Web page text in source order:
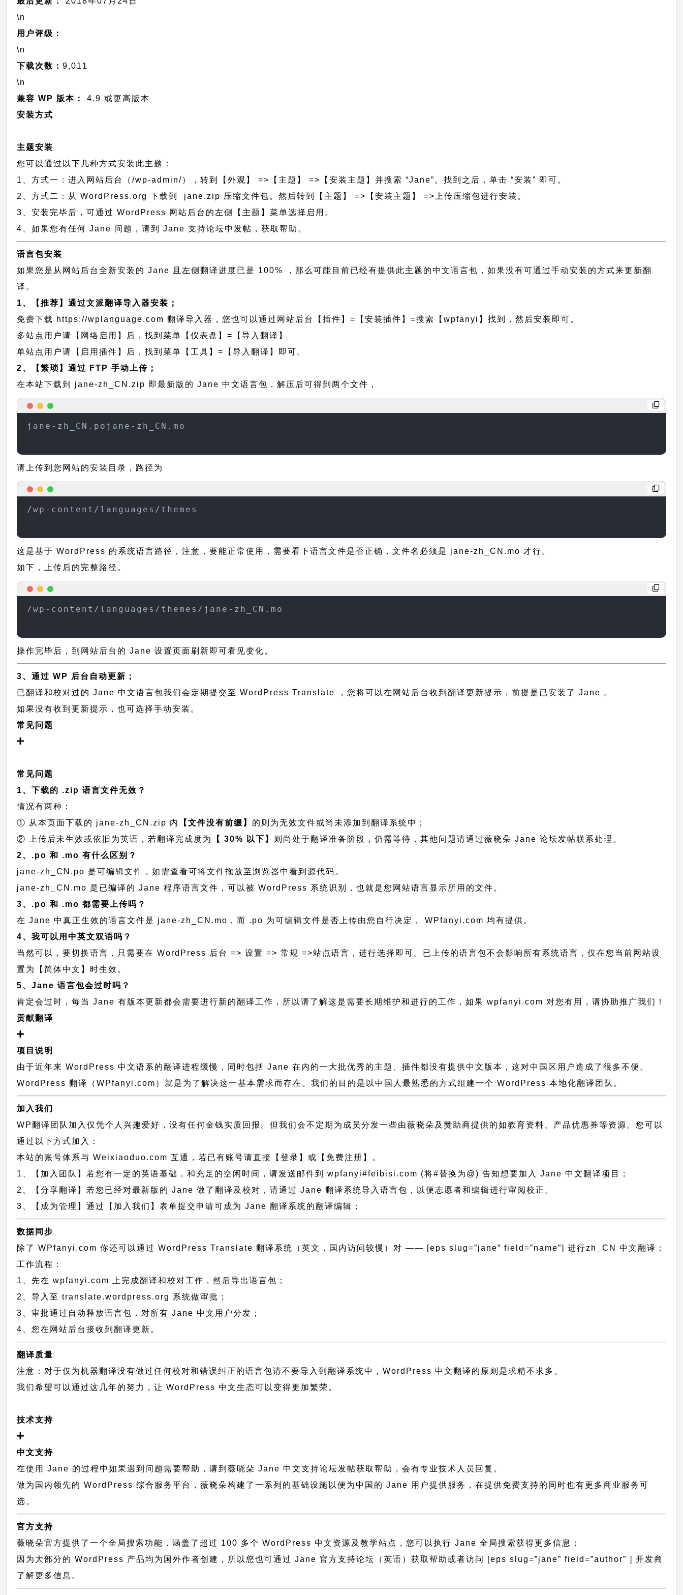
\n
用户评级：
\n
下载次数：9,011
\n
兼容 WP 版本：
4.9 或更高版本
安装方式
主题安装
您可以通过以下几种方式安装此主题：
1、方式一：进入网站后台（/wp-admin/），转到【外观】 =>【主题】 =>【安装主题】并搜索 “Jane”。找到之后，单击 “安装” 即可。
2、方式二：从 WordPress.org 下载到 jane.zip 压缩文件包。然后转到【主题】 =>【安装主题】 =>上传压缩包进行安装。
3、安装完毕后，可通过 WordPress 网站后台的左侧【主题】菜单选择启用。
4、如果您有任何 Jane 问题，请到 Jane 支持论坛中发帖，获取帮助。
语言包安装
如果您是从网站后台全新安装的 Jane 且左侧翻译进度已是 100% ，那么可能目前已经有提供此主题的中文语言包，如果没有可通过手动安装的方式来更新翻
译。
1、【推荐】通过文派翻译导入器安装；
免费下载 https://wplanguage.com 翻译导入器，您也可以通过网站后台【插件】=【安装插件】=搜索【wpfanyi】找到，然后安装即可。
多站点用户请【网络启用】后，找到菜单【仪表盘】=【导入翻译】
单站点用户请【启用插件】后，找到菜单【工具】=【导入翻译】即可。
2、【繁琐】通过 FTP 手动上传；
在本站下载到 jane-zh_CN.zip 即最新版的 Jane 中文语言包，解压后可得到两个文件，
jane-zh_CN.pojane-zh_CN.mo
请上传到您网站的安装目录，路径为
/wp-content/languages/themes
这是基于 WordPress 的系统语言路径，注意，要能正常使用，需要看下语言文件是否正确，文件名必须是 jane-zh_CN.mo 才行。
如下，上传后的完整路径。
/wp-content/languages/themes/jane-zh_CN.mo
操作完毕后，到网站后台的 Jane 设置页面刷新即可看见变化。
3、通过 WP 后台自动更新；
已翻译和校对过的 Jane 中文语言包我们会定期提交至 WordPress Translate ，您将可以在网站后台收到翻译更新提示，前提是已安装了 Jane 。
如果没有收到更新提示，也可选择手动安装。
常见问题
常见问题
1、下载的 .zip 语言文件无效？
情况有两种：
① 从本页面下载的 jane-zh_CN.zip 内
【文件没有前缀】 的则为无效文件或尚未添加到翻译系统中；
② 上传后未生效或依旧为英语，若翻译完成度为
【 30% 以下】 则尚处于翻译准备阶段，仍需等待，其他问题请通过薇晓朵 Jane 论坛发帖联系处理。
2、.po 和 .mo 有什么区别？
jane-zh_CN.po 是可编辑文件，如需查看可将文件拖放至浏览器中看到源代码。
jane-zh_CN.mo 是已编译的 Jane 程序语言文件，可以被 WordPress 系统识别，也就是您网站语言显示所用的文件。
3、.po 和 .mo 都需要上传吗？
在 Jane 中真正生效的语言文件是 jane-zh_CN.mo，而 .po 为可编辑文件是否上传由您自行决定， WPfanyi.com 均有提供。
4、我可以用中英文双语吗？
当然可以，要切换语言，只需要在 WordPress 后台 => 设置 => 常规 =>站点语言，进行选择即可。已上传的语言包不会影响所有系统语言，仅在您当前网站设
置为【简体中文】时生效。
5、Jane 语言包会过时吗？
肯定会过时，每当 Jane 有版本更新都会需要进行新的翻译工作，所以请了解这是需要长期维护和进行的工作，如果 wpfanyi.com 对您有用，请协助推广我们！
贡献翻译
项目说明
由于近年来 WordPress 中文语系的翻译进程缓慢，同时包括 Jane 在内的一大批优秀的主题、插件都没有提供中文版本，这对中国区用户造成了很多不便。
WordPress 翻译（WPfanyi.com） 就是为了解决这一基本需求而存在。我们的目的是以中国人最熟悉的方式组建一个 WordPress 本地化翻译团队。
加入我们
WP翻译团队加入仅凭个人兴趣爱好，没有任何金钱实质回报。但我们会不定期为成员分发一些由薇晓朵及赞助商提供的如教育资料、产品优惠券等资源。您可以
通过以下方式加入：
本站的账号体系与Weixiaoduo.com 互通，若已有账号请直接【登录】或【免费注册】。
1、【加入团队】若您有一定的英语基础，和充足的空闲时间，请发送邮件到 wpfanyi#feibisi.com (将#替换为@) 告知想要加入 Jane 中文翻译项目；
2、【分享翻译】若您已经对最新版的 Jane 做了翻译及校对，请通过 Jane 翻译系统导入语言包，以便志愿者和编辑进行审阅校正。
3、【成为管理】通过【加入我们】表单提交申请可成为 Jane 翻译系统的翻译编辑；
数据同步
除了 WPfanyi.com 你还可以通过WordPress Translate 翻译系统（英文，国内访问较慢）对 —— [eps slug=”jane” field=”name”]进行zh_CN
中文翻译；
工作流程：
1、先在 wpfanyi.com 上完成翻译和校对工作，然后导出语言包；
2、导入至 translate.wordpress.org 系统做审批；
3、审批通过自动释放语言包，对所有 Jane 中文用户分发；
4、您在网站后台接收到翻译更新。
翻译质量
注意：对于仅为机器翻译没有做过任何校对和错误纠正的语言包请不要导入到翻译系统中，WordPress 中文翻译的原则 是求精不求多。
我们希望可以通过这几年的努力，让 WordPress 中文生态可以变得更加繁荣。
技术支持
中文支持
在使用 Jane 的过程中如果遇到问题需要帮助，请到薇晓朵 Jane 中文支持论坛发帖获取帮助，会有专业技术人员回复。
做为国内领先的 WordPress 综合服务平台，薇晓朵构建了一系列的基础设施以便为中国的 Jane 用户提供服务，在提供免费支持的同时也有更多商业服务可
选。
官方支持
薇晓朵官方提供了一个全局搜索功能，涵盖了超过 100 多个 WordPress 中文资源及教学站点，您可以执行 Jane 全局搜索获得更多信息；
因为大部分的 WordPress 产品均为国外作者创建，所以您也可通过Jane 官方支持论坛
（英语）获取帮助或者访问 [eps slug=”jane” field=”author” ] 开发商
了解更多信息。